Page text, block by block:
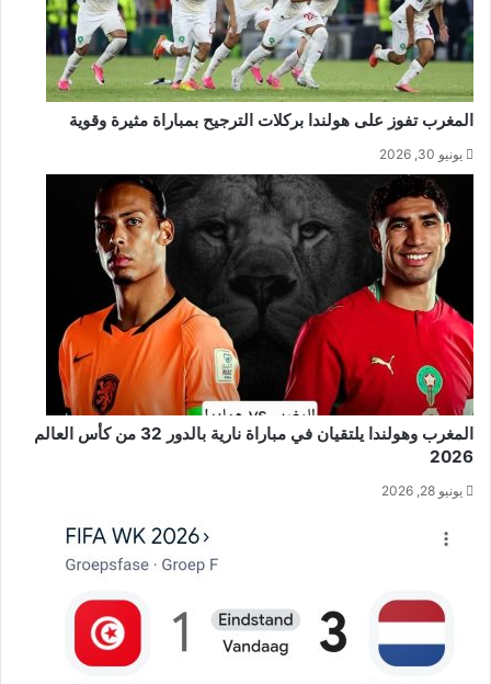
المغرب تفوز على هولندا بركلات الترجيح بمباراة مثيرة وقوية
يونيو 30, 2026
المغرب وهولندا يلتقيان في مباراة نارية بالدور 32 من كأس العالم
2026
يونيو 28, 2026